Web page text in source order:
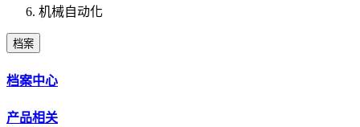
机械自动化
档案
档案中心
产品相关